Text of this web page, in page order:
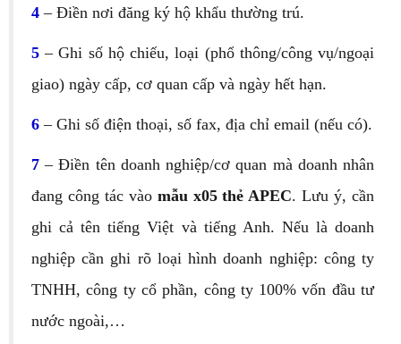
4– Điền nơi đăng ký hộ khẩu thường trú.
5 – Ghi số hộ chiếu, loại (phổ thông/công vụ/ngoại
giao) ngày cấp, cơ quan cấp và ngày hết hạn.
6 – Ghi số điện thoại, số fax, địa chỉ email (nếu có).
7 – Điền tên doanh nghiệp/cơ quan mà doanh nhân
đang công tác vào mẫu x05 thẻ APEC. Lưu ý, cần
ghi cả tên tiếng Việt và tiếng Anh. Nếu là doanh
nghiệp cần ghi rõ loại hình doanh nghiệp: công ty
TNHH, công ty cổ phần, công ty 100% vốn đầu tư
nước ngoài,…